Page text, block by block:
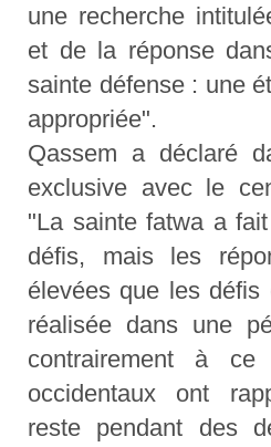
une recherche
et de la réponse
sainte défense : une
appropriée".
Qassem a déclaré
exclusive avec le
"La sainte fatwa a
défis, mais les
élevées que les
réalisée dans une
contrairement à
occidentaux ont
reste pendant des